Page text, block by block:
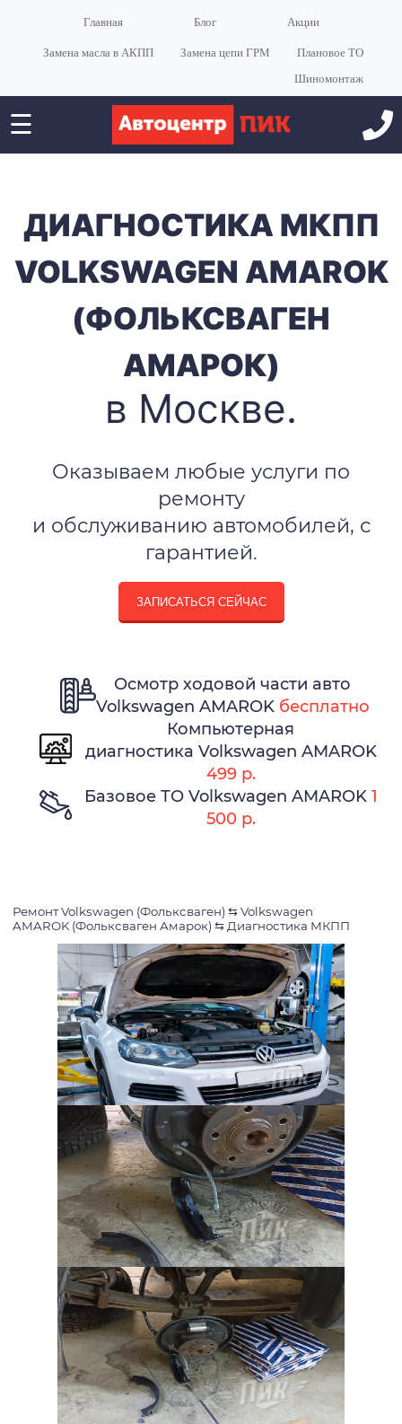
Главная Блог Акции
Замена масла в АКПП Замена цепи ГРМ
Плановое ТО
Шиномонтаж
☰
ДИАГНОСТИКА МКПП
VOLKSWAGEN AMAROK
(ФОЛЬКСВАГЕН
АМАРОК)
в Москве.
Оказываем любые услуги по
ремонту
и обслуживанию автомобилей, с
гарантией.
ЗАПИСАТЬСЯ СЕЙЧАС
Осмотр ходовой части авто
Volkswagen AMAROK бесплатно
Компьютерная
диагностика Volkswagen AMAROK
499 р.
Базовое ТО Volkswagen AMAROK 1
500 р.
Ремонт Volkswagen (Фольксваген) ⇆ Volkswagen
AMAROK (Фольксваген Амарок) ⇆ Диагностика МКПП